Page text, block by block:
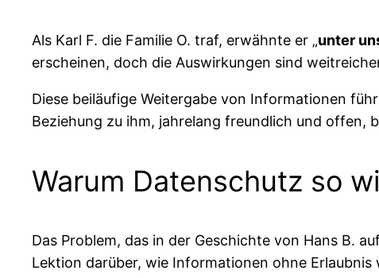
Als Karl F. die Familie O. traf, erwähnte er „unter
erscheinen, doch die Auswirkungen sind
Diese beiläufige Weitergabe von Informationen
Beziehung zu ihm, jahrelang freundlich und offen,
Warum Datenschutz so
Das Problem, das in der Geschichte von Hans B.
Lektion darüber, wie Informationen ohne